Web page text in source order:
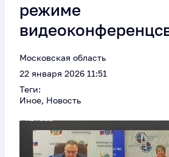
режиме
Московская область
22 января 2026 11:51
Теги:
Иное, Новость